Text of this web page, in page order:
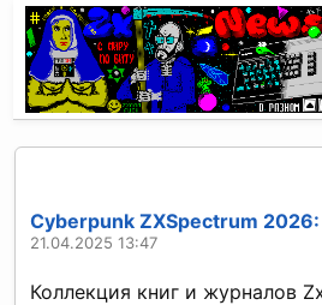
Cyberpunk ZXSpectrum 2026:
21.04.2025 13:47
Коллекция книг и журналов